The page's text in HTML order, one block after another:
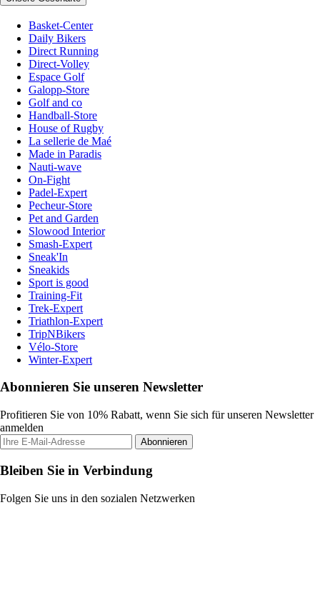
Basket-Center
Daily Bikers
Direct Running
Direct-Volley
Espace Golf
Galopp-Store
Golf and co
Handball-Store
House of Rugby
La sellerie de Maé
Made in Paradis
Nauti-wave
On-Fight
Padel-Expert
Pecheur-Store
Pet and Garden
Slowood Interior
Smash-Expert
Sneak'In
Sneakids
Sport is good
Training-Fit
Trek-Expert
Triathlon-Expert
TripNBikers
Vélo-Store
Winter-Expert
Abonnieren Sie unseren Newsletter
Profitieren Sie von 10% Rabatt, wenn Sie sich für unseren Newsletter
anmelden
Abonnieren
Bleiben Sie in Verbindung
Folgen Sie uns in den sozialen Netzwerken